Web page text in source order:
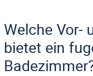
Welche Vor-
bietet ein